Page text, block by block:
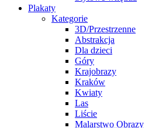
Plakaty
Kategorie
3D/Przestrzenne
Abstrakcja
Dla dzieci
Góry
Krajobrazy
Kraków
Kwiaty
Las
Liście
Malarstwo Obrazy